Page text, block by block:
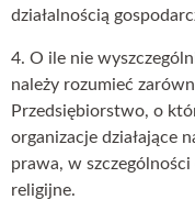
działalnością
4. O ile nie
należy rozumieć
Przedsiębiorstwo, o
organizacje działające
prawa, w
religijne.